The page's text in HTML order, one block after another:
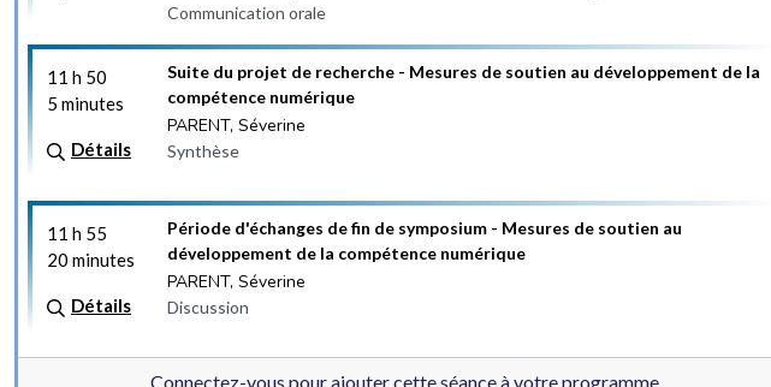
Communication orale
11 h 50
5 minutes
Détails
Suite du projet de recherche - Mesures de soutien au développement de la
compétence numérique
PARENT, Séverine
Synthèse
11 h 55
20 minutes
Détails
Période d'échanges de fin de symposium - Mesures de soutien au
développement de la compétence numérique
PARENT, Séverine
Discussion
Connectez-vous pour ajouter cette séance à votre programme.